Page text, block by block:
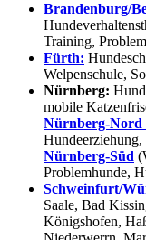
Brandenburg/
Training,
Fürth:
Welpenschule,
Nürnberg:
mobile
Nürnberg-Nord
Nürnberg-Süd
Problemhunde,
Schweinfurt/
Saale, Bad
Königshofen,